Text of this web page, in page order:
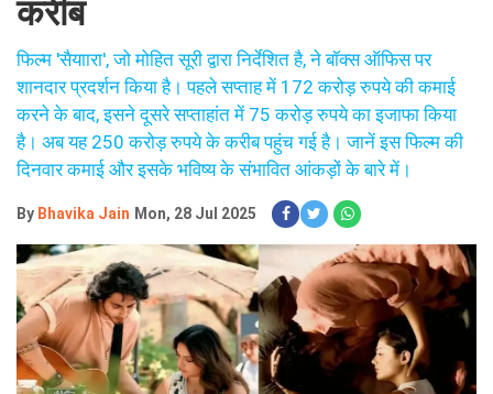
करीब
फिल्म 'सैयाारा', जो मोहित सूरी द्वारा निर्देशित है, ने बॉक्स ऑफिस पर
शानदार प्रदर्शन किया है। पहले सप्ताह में 172 करोड़ रुपये की कमाई
करने के बाद, इसने दूसरे सप्ताहांत में 75 करोड़ रुपये का इजाफा किया
है। अब यह 250 करोड़ रुपये के करीब पहुंच गई है। जानें इस फिल्म की
दिनवार कमाई और इसके भविष्य के संभावित आंकड़ों के बारे में।
By Bhavika Jain Mon, 28 Jul 2025